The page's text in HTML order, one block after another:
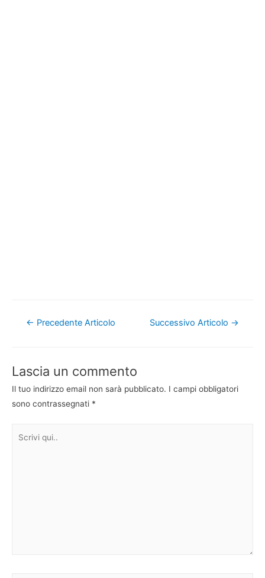
Navigazione
← Precedente Articolo Successivo Articolo →
Lascia un commento
Il tuo indirizzo email non sarà pubblicato. I campi obbligatori
sono contrassegnati *